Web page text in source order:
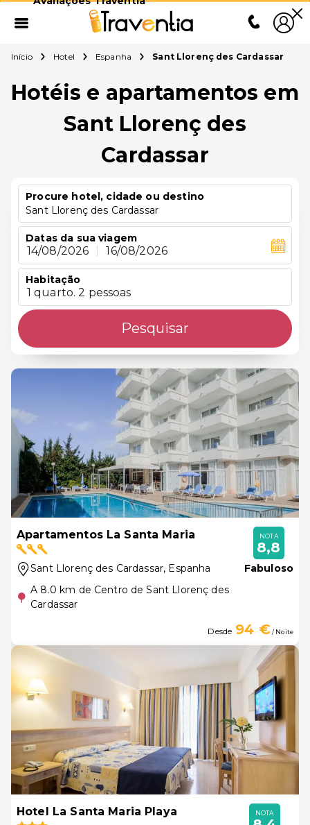
Início Hotel Espanha Sant Llorenç des Cardassar
Hotéis e apartamentos em
Sant Llorenç des
Cardassar
Procure hotel, cidade ou destino
Sant Llorenç des Cardassar
Datas da sua viagem
14/08/2026 16/08/2026
Habitação
1 quarto. 2 pessoas
Pesquisar
Apartamentos La Santa Maria
Sant Llorenç des Cardassar, Espanha
A 8.0 km de Centro de Sant Llorenç des
Cardassar
NOTA
8,8
Fabuloso
Desde 94 €/ Noite
Hotel La Santa Maria Playa NOTA